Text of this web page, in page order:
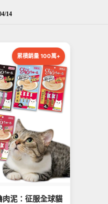
14
累積銷量 100萬+
肉泥：征服全球貓